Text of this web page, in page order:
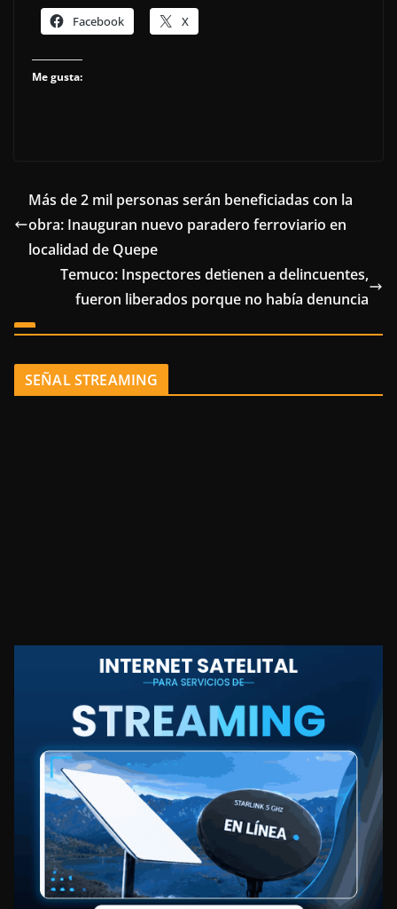
Facebook X
Me gusta:
Más de 2 mil personas serán beneficiadas con la
obra: Inauguran nuevo paradero ferroviario en
localidad de Quepe
Temuco: Inspectores detienen a delincuentes,
fueron liberados porque no había denuncia
SEÑAL STREAMING